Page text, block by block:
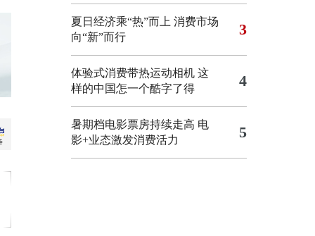
夏日经济乘“热”而上 消费市场
向“新”而行
3
体验式消费带热运动相机 这
样的中国怎一个酷字了得
4
暑期档电影票房持续走高 电
影+业态激发消费活力
5